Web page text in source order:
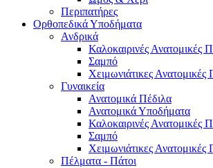
Περιπατήρες
Ορθοπεδικά Υποδήματα
Ανδρικά
Καλοκαιρινές Ανατομικές
Σαμπό
Χειμωνιάτικες Ανατομικές
Γυναικεία
Ανατομικά Πέδιλα
Ανατομικά Υποδήματα
Καλοκαιρινές Ανατομικές
Σαμπό
Χειμωνιάτικες Ανατομικές
Πέλματα - Πάτοι